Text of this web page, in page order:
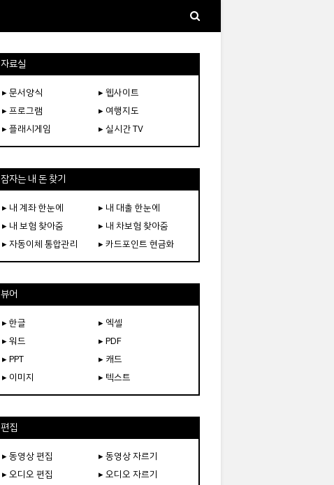
자료실
▸ 문서양식
▸ 웹사이트
▸ 프로그램
▸ 여행지도
▸ 플래시게임
▸ 실시간 TV
잠자는 내 돈 찾기
▸ 내 계좌 한눈에
▸ 내 대출 한눈에
▸ 내 보험 찾아줌
▸ 내 차보험 찾아줌
▸ 자동이체 통합관리
▸ 카드포인트 현금화
뷰어
▸ 한글
▸ 엑셀
▸ 워드
▸ PDF
▸ PPT
▸ 캐드
▸ 이미지
▸ 텍스트
편집
▸ 동영상 편집
▸ 동영상 자르기
▸ 오디오 편집
▸ 오디오 자르기